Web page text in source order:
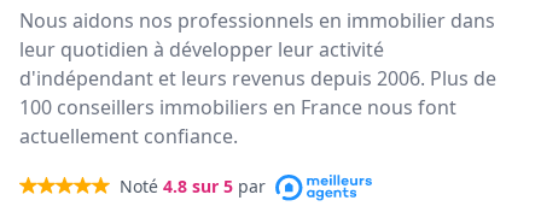
Nous aidons nos professionnels en immobilier dans
leur quotidien à développer leur activité
d'indépendant et leurs revenus depuis 2006. Plus de
100 conseillers immobiliers en France nous font
actuellement confiance.
Noté 4.8 sur 5 par